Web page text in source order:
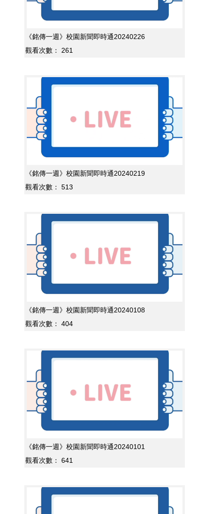
《銘傳一週》校園新聞即時通20240226
觀看次數：
261
《銘傳一週》校園新聞即時通20240219
觀看次數：
513
《銘傳一週》校園新聞即時通20240108
觀看次數：
404
《銘傳一週》校園新聞即時通20240101
觀看次數：
641